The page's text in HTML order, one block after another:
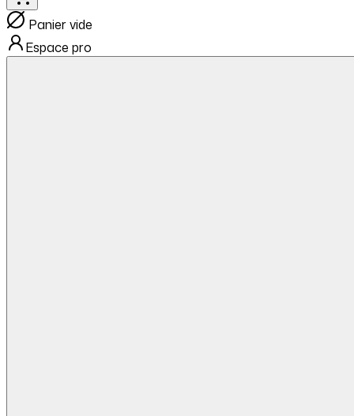
Panier vide
Espace pro